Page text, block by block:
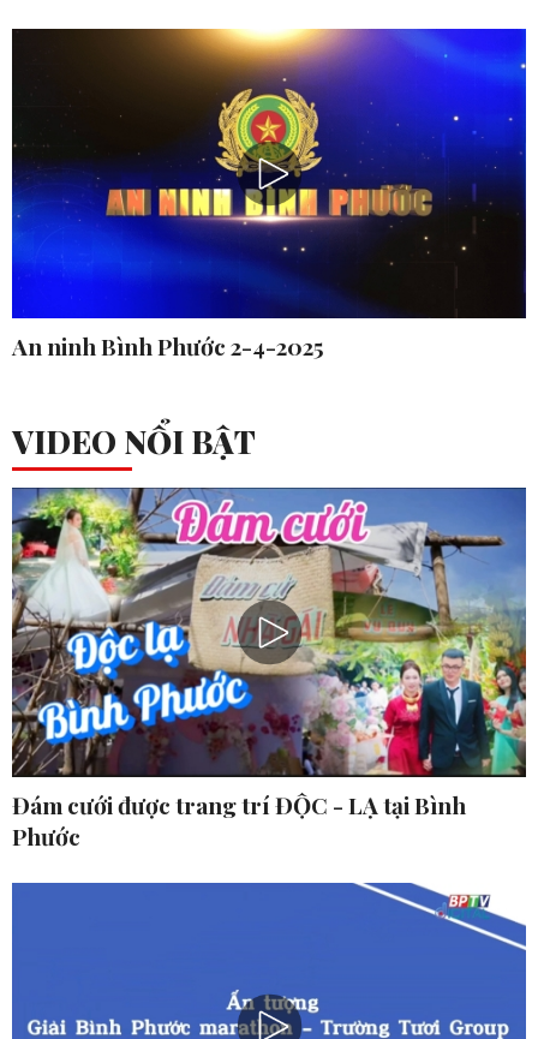
An ninh Bình Phước 2-4-2025
VIDEO NỔI BẬT
Đám cưới được trang trí ĐỘC - LẠ tại Bình
Phước